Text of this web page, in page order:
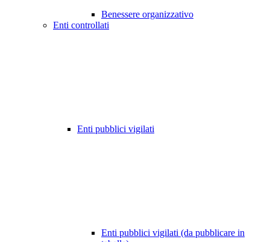
Benessere organizzativo
Enti controllati
Enti pubblici vigilati
Enti pubblici vigilati (da pubblicare in